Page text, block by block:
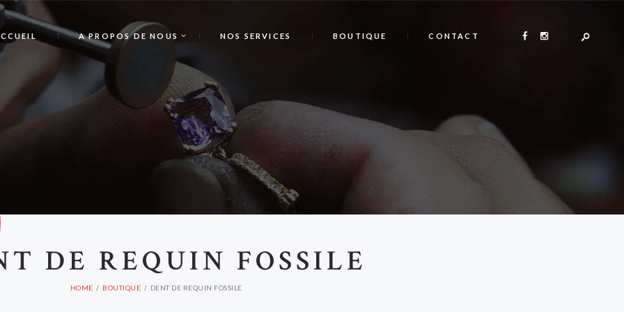
A PROPOS DE NOUS NOS SERVICES BOUTIQUE CONTACT
DE REQUIN FOSSILE
HOME BOUTIQUE DENT DE REQUIN FOSSILE